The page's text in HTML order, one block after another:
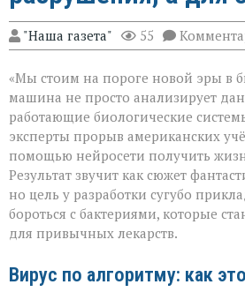
"Наша газета" 55
«Мы стоим на пороге новой эры в
машина не просто анализирует
работающие биологические
эксперты прорыв американских
помощью нейросети получить
Результат звучит как сюжет
но цель у разработки сугубо
бороться с бактериями, которые
для привычных лекарств.
Вирус по алгоритму: как